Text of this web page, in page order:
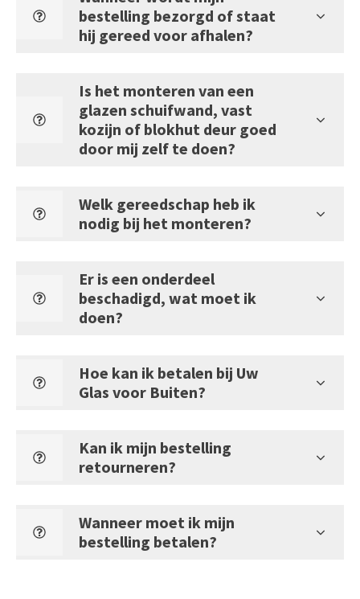
bestelling bezorgd of staat
hij gereed voor afhalen?
Is het monteren van een
glazen schuifwand, vast
kozijn of blokhut deur goed
door mij zelf te doen?
Welk gereedschap heb ik
nodig bij het monteren?
Er is een onderdeel
beschadigd, wat moet ik
doen?
Hoe kan ik betalen bij Uw
Glas voor Buiten?
Kan ik mijn bestelling
retourneren?
Wanneer moet ik mijn
bestelling betalen?